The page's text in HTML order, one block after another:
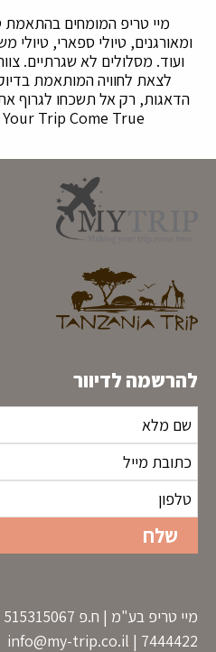
מיי טריפ המומחים בהתאמת
ומאורגנים, טיולי ספארי, טיולי
ועוד. מסלולים לא שגרתיים.
לצאת לחוויה המותאמת
הדאגות, רק אל תשכחו לגרוף
Trip Come True
להרשמה לדיוור
7444422 |
info@my-trip.co.il